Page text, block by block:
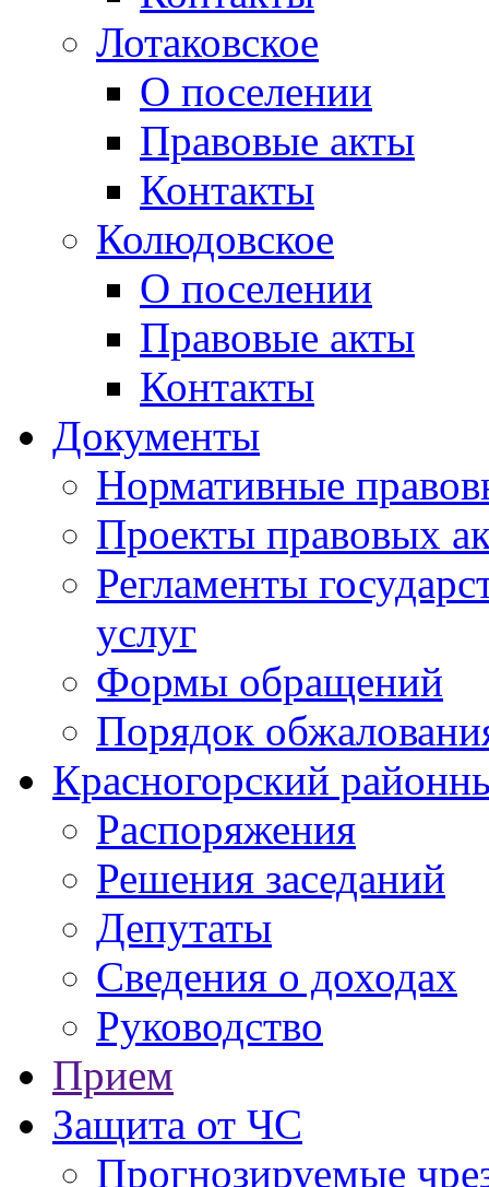
Лотаковское
О поселении
Правовые акты
Контакты
Колюдовское
О поселении
Правовые акты
Контакты
Документы
Нормативные
Проекты правовых
Регламенты
услуг
Формы обращений
Порядок
Красногорский
Распоряжения
Решения заседаний
Депутаты
Сведения о доходах
Руководство
Прием
Защита от ЧС
Прогнозируемые